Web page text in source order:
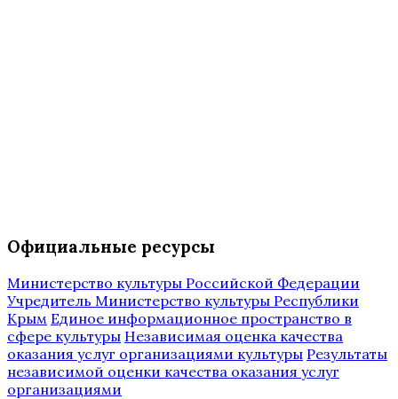
Официальные ресурсы
Министерство культуры Российской Федерации
Учредитель Министерство культуры Республики
Крым Единое информационное пространство в
сфере культуры Независимая оценка качества
оказания услуг организациями культуры Результаты
независимой оценки качества оказания услуг
организациями